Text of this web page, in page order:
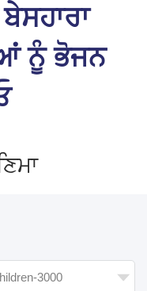
ਨੂੰ ਭੋਜਨ